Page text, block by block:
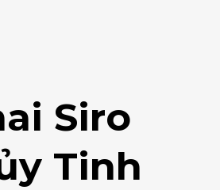
Siro
Tinh